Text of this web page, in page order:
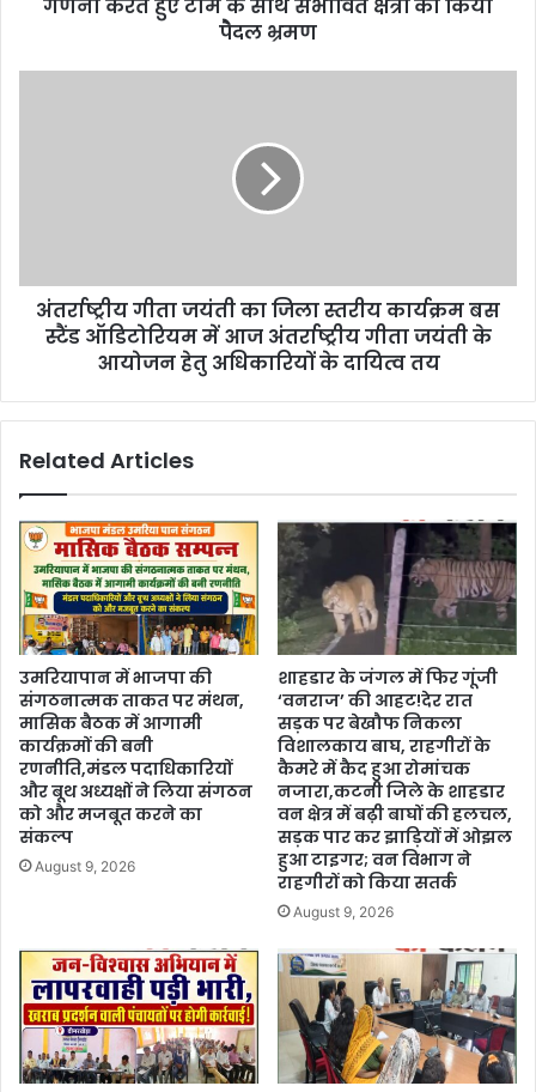
गणना करते हुए टीम के साथ संभावित क्षेत्रों का किया
पेैदल भ्रमण
अंतर्राष्ट्रीय गीता जयंती का जिला स्तरीय कार्यक्रम बस
स्टैंड ऑडिटोरियम में आज अंतर्राष्ट्रीय गीता जयंती के
आयोजन हेतु अधिकारियों के दायित्व तय
Related Articles
उमरियापान में भाजपा की
संगठनात्मक ताकत पर मंथन,
मासिक बैठक में आगामी
कार्यक्रमों की बनी
रणनीति,मंडल पदाधिकारियों
और बूथ अध्यक्षों ने लिया संगठन
को और मजबूत करने का
संकल्प
August 9, 2026
शाहडार के जंगल में फिर गूंजी
‘वनराज’ की आहट!देर रात
सड़क पर बेखौफ निकला
विशालकाय बाघ, राहगीरों के
कैमरे में कैद हुआ रोमांचक
नजारा,कटनी जिले के शाहडार
वन क्षेत्र में बढ़ी बाघों की हलचल,
सड़क पार कर झाड़ियों में ओझल
हुआ टाइगर; वन विभाग ने
राहगीरों को किया सतर्क
August 9, 2026